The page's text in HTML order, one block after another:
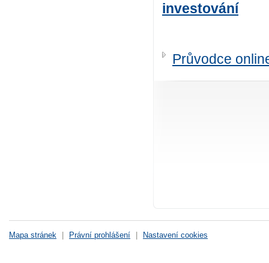
investování
Průvodce
Mapa stránek Právní prohlášení Nastavení cookies